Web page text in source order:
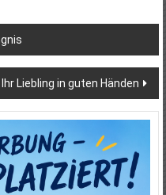
Ihr Liebling in guten Händen